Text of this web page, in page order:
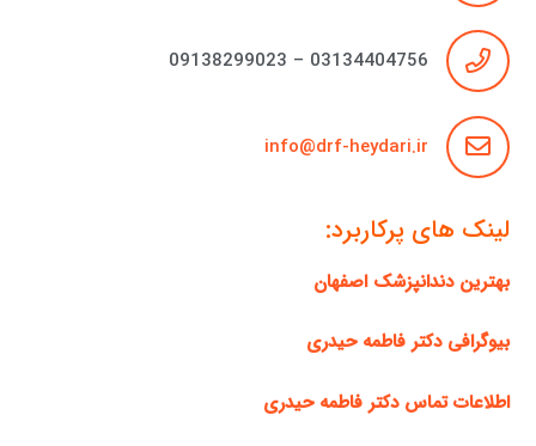
03134404756 – 09138299023
info@drf-heydari.ir
لینک های پرکاربرد:
بهترین دندانپزشک اصفهان
بیوگرافی دکتر فاطمه حیدری
اطلاعات تماس دکتر فاطمه حیدری